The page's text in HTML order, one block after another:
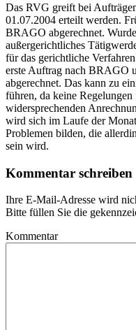
Das RVG greift bei
01.07.2004 erteilt werden.
BRAGO abgerechnet.
außergerichtliches
für das gerichtliche
erste Auftrag nach BRAGO
abgerechnet. Das kann zu
führen, da keine
widersprechenden
wird sich im Laufe der
Problemen bilden, die
sein wird.
Kommentar schreiben
Ihre E-Mail-Adresse wird
Bitte füllen Sie die
Kommentar